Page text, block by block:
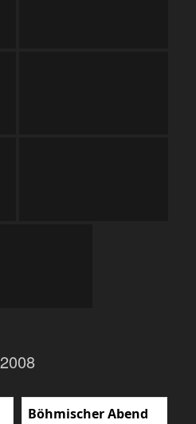
2008
Böhmischer Abend